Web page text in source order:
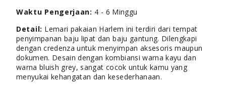
Waktu Pengerjaan: 4 - 6 Minggu
Detail: Lemari pakaian Harlem ini terdiri dari tempat
penyimpanan baju lipat dan baju gantung. Dilengkapi
dengan credenza untuk menyimpan aksesoris maupun
dokumen. Desain dengan kombiansi warna kayu dan
warna bluish grey, sangat cocok untuk kamu yang
menyukai kehangatan dan kesederhanaan.